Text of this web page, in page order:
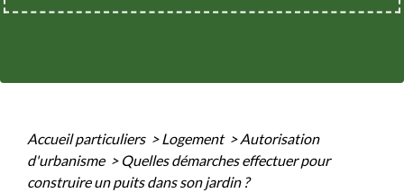
Accueil particuliers > Logement > Autorisation
d'urbanisme > Quelles démarches effectuer pour
construire un puits dans son jardin ?